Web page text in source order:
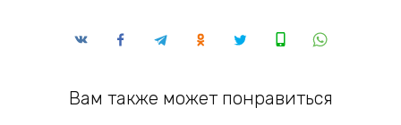
Вам также может понравиться